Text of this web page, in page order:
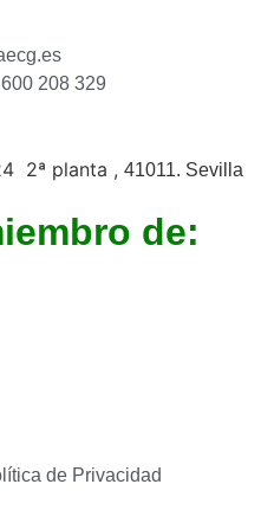
208 329
2ª planta , 41011. Sevilla
de:
de Privacidad